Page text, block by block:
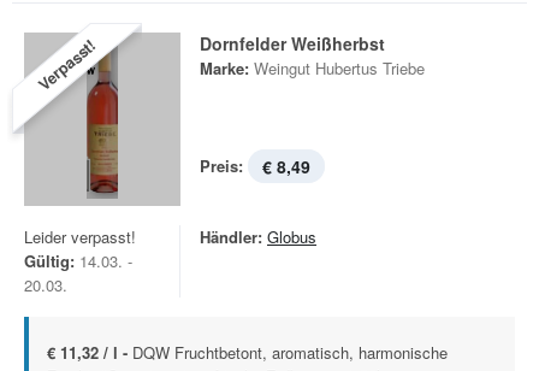
Verpasst! Dornfelder Weißherbst
Marke: Weingut Hubertus Triebe
Preis: € 8,49
Leider verpasst!
Gültig: 14.03. -
20.03.
Händler: Globus
€ 11,32 / l - DQW Fruchtbetont, aromatisch, harmonische